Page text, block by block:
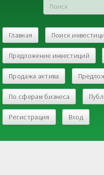
Главная Поиск
Предложение инвестиций
Продажа актива
По сферам бизнеса
Регистрация Вход